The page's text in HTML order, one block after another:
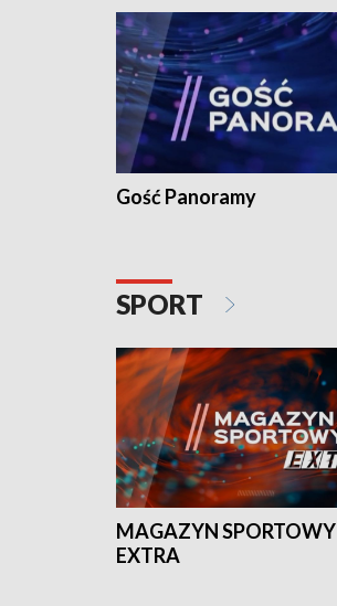
Gość Panoramy
SPORT
MAGAZYN SPORTOWY
EXTRA